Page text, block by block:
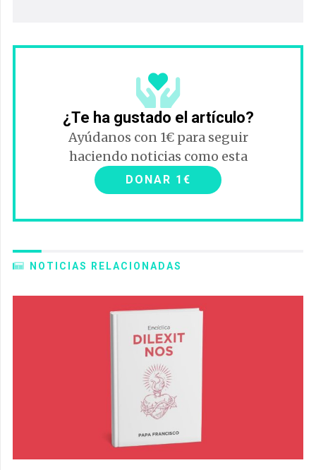
¿Te ha gustado el artículo?
Ayúdanos con 1€ para seguir
haciendo noticias como esta
DONAR 1€
NOTICIAS RELACIONADAS